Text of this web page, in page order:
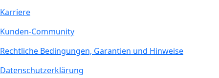
Karriere
Kunden-Community
Rechtliche Bedingungen, Garantien und Hinweise
Datenschutzerklärung